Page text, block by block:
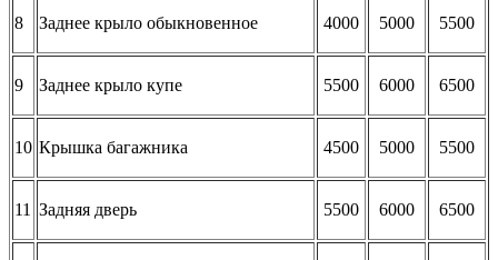
8 Заднее крыло обыкновенное 4000 5000 5500
9 Заднее крыло купе 5500 6000 6500
10 Крышка багажника 4500 5000 5500
11 Задняя дверь 5500 6000 6500